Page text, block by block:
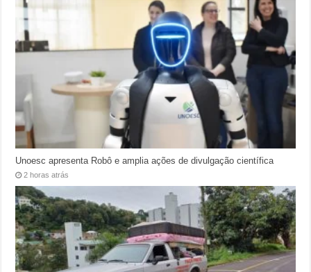
Unoesc apresenta Robô e amplia ações de divulgação científica
2 horas atrás